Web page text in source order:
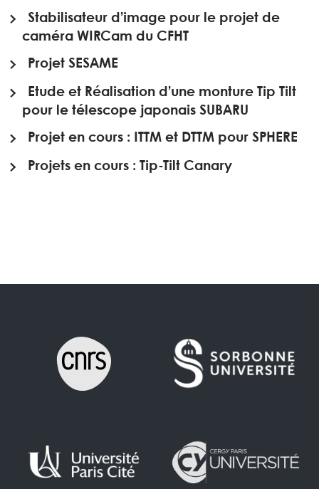
Stabilisateur d’image pour le projet de
caméra WIRCam du CFHT
Projet SESAME
Etude et Réalisation d’une monture Tip Tilt
pour le télescope japonais SUBARU
Projet en cours : ITTM et DTTM pour SPHERE
Projets en cours : Tip-Tilt Canary